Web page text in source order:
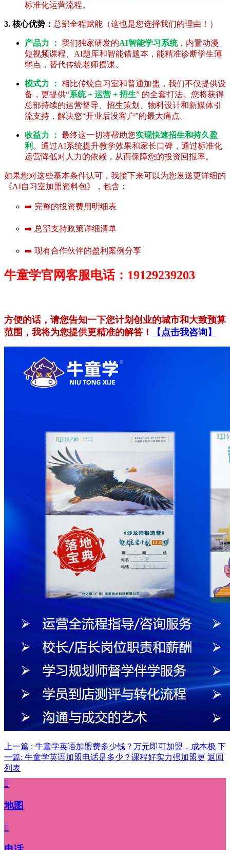
标准化运营流程。
3. 核心优势： 总部全程赋能（这也是您选择我们的理由！）
产品力 ： 我们独家研发的AI智能学习系统，内置动漫
短视频课程、AI题库和智能错题本，能精准诊断学生薄
弱点，替代传统老师授课。
模式力 ： 相比传统自习室和普通加盟，我们不仅提供设
备，更提供“系统 + 运营 + 招生” 的全套打法。您将获得
总部持续的运营督导、招生策划、物料设计和新媒体引
流支持，解决您“开业后没客户”的最大痛点。
收益力 ： 最终这一切将帮助您实现快速招生和持久盈
利 。通过AI系统提升教学效果和家长口碑，通过标准化
运营降低对人力的依赖，从而保障您的投资回报率。
如果您对这些基本条件认可，我接下来可以为您发送更详细的
《AI自习室加盟资料包》，包含：
➡️ 完整的投资费用明细表
➡️ 总部支持政策详细清单
➡️ 现有合作伙伴的盈利案例分享
牛童学官网客服电话：19129239203
方便的话，请您告知一下您计划创业的城市和大致预算
范围，我将为您提供更精准的解答！
【点击我咨询】
上一篇 : 牛童学英语加盟费多少钱？万元即可加盟，成本极 下
一篇: 牛童学英语加盟电话是多少？课程好实力强加盟更 返回
列表

地图
